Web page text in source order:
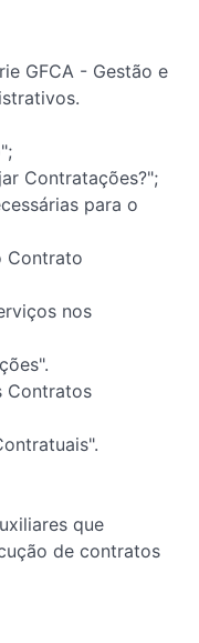
GFCA - Gestão e
Contratações?";
para o
Contrato
nos
Contratos
que
de contratos